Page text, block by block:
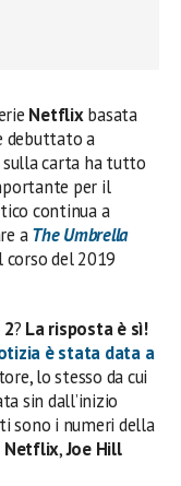
Netflixbasata
debuttato a
carta ha tutto
per il
continua a
aThe Umbrella
corso del 2019
? La risposta è sì!
è stata data a
lo stesso da cui
sin dall’inizio
sono i numeri della
Netflix,Joe Hill